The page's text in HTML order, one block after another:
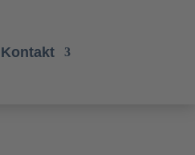
Kontakt